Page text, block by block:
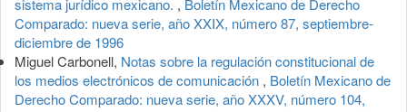
sistema jurídico mexicano. , Boletín Mexicano de Derecho
Comparado: nueva serie, año XXIX, número 87, septiembre-
diciembre de 1996
Miguel Carbonell, Notas sobre la regulación constitucional de
los medios electrónicos de comunicación , Boletín Mexicano de
Derecho Comparado: nueva serie, año XXXV, número 104,